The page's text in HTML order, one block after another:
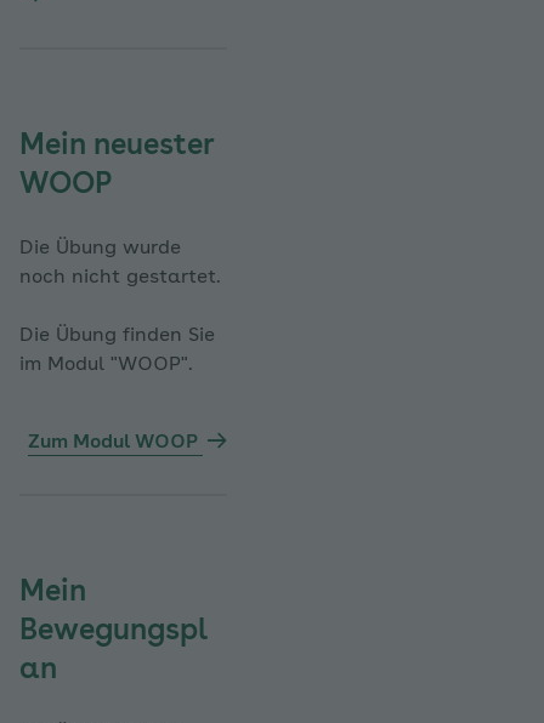
Mein neuester
WOOP
Die Übung wurde
noch nicht gestartet.
Die Übung finden Sie
im Modul "WOOP".
Zum Modul WOOP
Mein
Bewegungspl
an